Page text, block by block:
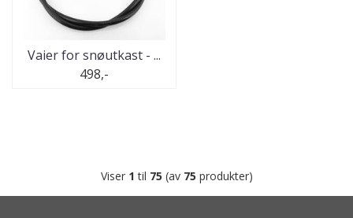
Vaier for snøutkast - ...
498,-
Viser 1 til 75 (av 75 produkter)